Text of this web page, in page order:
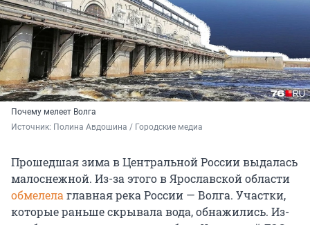
Почему мелеет Волга
Источник: Полина Авдошина / Городские медиа
Прошедшая зима в Центральной России выдалась
малоснежной. Из-за этого в Ярославской области
обмелелаглавная река России — Волга. Участки,
которые раньше скрывала вода, обнажились. Из-